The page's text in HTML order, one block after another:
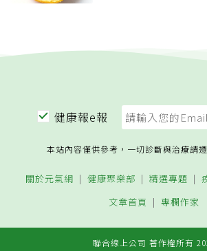
健康報e報
本站內容僅供參考，一切診斷與治療請
關於元氣網 健康聚樂部 精選專題
文章首頁
專欄作家
聯合線上公司 著作權所有